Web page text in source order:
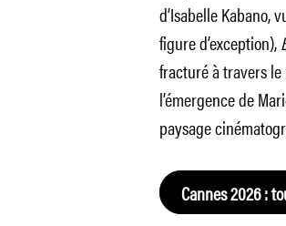
d’Isabelle Kabano,
figure d’exception),
fracturé à travers
l’émergence de
paysage
Cannes 2026 :